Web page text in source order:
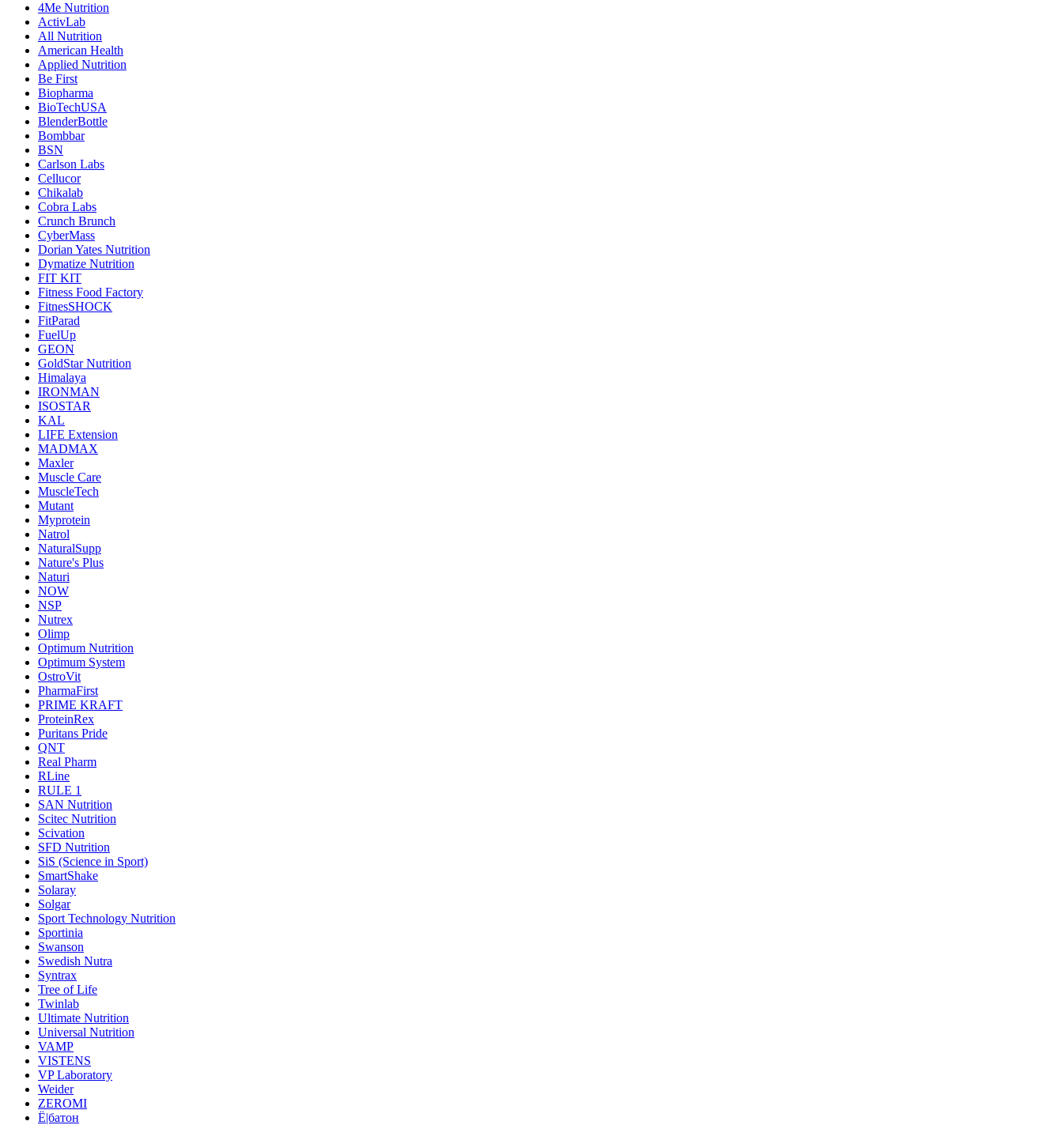
4Me Nutrition
ActivLab
All Nutrition
American Health
Applied Nutrition
Be First
Biopharma
BioTechUSA
BlenderBottle
Bombbar
BSN
Carlson Labs
Cellucor
Chikalab
Cobra Labs
Crunch Brunch
CyberMass
Dorian Yates Nutrition
Dymatize Nutrition
FIT KIT
Fitness Food Factory
FitnesSHOCK
FitParad
FuelUp
GEON
GoldStar Nutrition
Himalaya
IRONMAN
ISOSTAR
KAL
LIFE Extension
MADMAX
Maxler
Muscle Care
MuscleTech
Mutant
Myprotein
Natrol
NaturalSupp
Nature's Plus
Naturi
NOW
NSP
Nutrex
Olimp
Optimum Nutrition
Optimum System
OstroVit
PharmaFirst
PRIME KRAFT
ProteinRex
Puritans Pride
QNT
Real Pharm
RLine
RULE 1
SAN Nutrition
Scitec Nutrition
Scivation
SFD Nutrition
SiS (Science in Sport)
SmartShake
Solaray
Solgar
Sport Technology Nutrition
Sportinia
Swanson
Swedish Nutra
Syntrax
Tree of Life
Twinlab
Ultimate Nutrition
Universal Nutrition
VAMP
VISTENS
VP Laboratory
Weider
ZEROMI
Ё|батон